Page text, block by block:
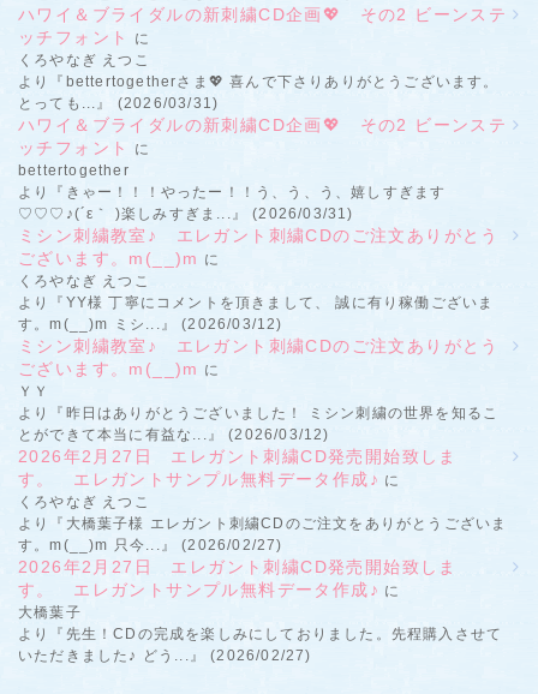
ハワイ＆ブライダルの新刺繍CD企画💖 その2 ビーンステ
ッチフォント
に
くろやなぎ えつこ
より『bettertogetherさま💖 喜んで下さりありがとうございます。
とっても...』 (2026/03/31)
ハワイ＆ブライダルの新刺繍CD企画💖 その2 ビーンステ
ッチフォント
に
bettertogether
より『きゃー！！！やったー！！う、う、う、嬉しすぎます
♡♡♡♪(´ε｀ )楽しみすぎま...』 (2026/03/31)
ミシン刺繍教室♪ エレガント刺繍CDのご注文ありがとう
ございます。m(__)m に
くろやなぎ えつこ
より『YY様 丁寧にコメントを頂きまして、 誠に有り稼働ございま
す。m(__)m ミシ...』 (2026/03/12)
ミシン刺繍教室♪ エレガント刺繍CDのご注文ありがとう
ございます。m(__)m に
ＹＹ
より『昨日はありがとうございました！ ミシン刺繍の世界を知るこ
とができて本当に有益な...』 (2026/03/12)
2026年2月27日 エレガント刺繍CD発売開始致しま
す。 エレガントサンプル無料データ作成♪ に
くろやなぎ えつこ
より『大橋葉子様 エレガント刺繍CDのご注文をありがとうございま
す。m(__)m 只今...』 (2026/02/27)
2026年2月27日 エレガント刺繍CD発売開始致しま
す。 エレガントサンプル無料データ作成♪ に
大橋葉子
より『先生！CDの完成を楽しみにしておりました。先程購入させて
いただきました♪ どう...』 (2026/02/27)